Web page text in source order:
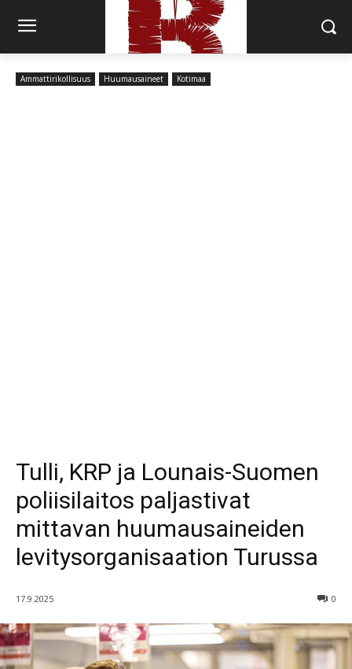
Ammattirikollisuus Huumausaineet Kotimaa
Tulli, KRP ja Lounais-Suomen
poliisilaitos paljastivat
mittavan huumausaineiden
levitysorganisaation Turussa
17.9.2025 0